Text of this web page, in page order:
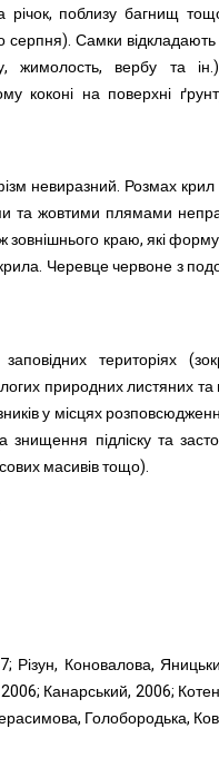
річок, поблизу багнищ
серпня). Самки
жимолость, вербу та
коконі на поверхні
невиразний. Розмах
та жовтими плямами
краю, які
Черевце червоне з
територіях
природних листяних
у місцях
знищення підліску та
масивів тощо).
Коновалова,
Канарський, 2006;
Голобородька,